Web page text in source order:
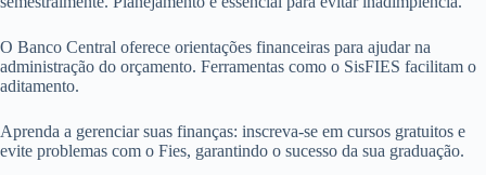
O Banco Central oferece orientações financeiras para ajudar na
administração do orçamento. Ferramentas como o SisFIES facilitam o
aditamento.
Aprenda a gerenciar suas finanças: inscreva-se em cursos gratuitos e
evite problemas com o Fies, garantindo o sucesso da sua graduação.